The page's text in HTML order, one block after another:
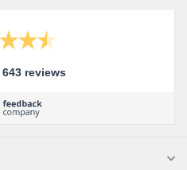
643 reviews